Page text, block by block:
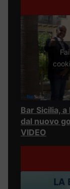
Bar Sicilia,
dal nuovo
VIDEO